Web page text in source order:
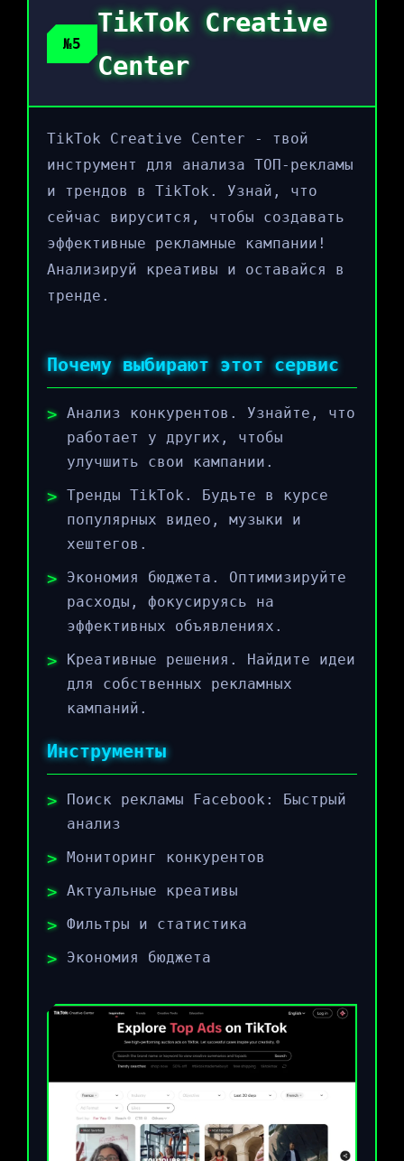
№5
TikTok Creative
Center
TikTok Creative Center - твой
инструмент для анализа ТОП-рекламы
и трендов в TikTok. Узнай, что
сейчас вирусится, чтобы создавать
эффективные рекламные кампании!
Анализируй креативы и оставайся в
тренде.
Почему выбирают этот сервис
Анализ конкурентов. Узнайте, что
работает у других, чтобы
улучшить свои кампании.
Тренды TikTok. Будьте в курсе
популярных видео, музыки и
хештегов.
Экономия бюджета. Оптимизируйте
расходы, фокусируясь на
эффективных объявлениях.
Креативные решения. Найдите идеи
для собственных рекламных
кампаний.
Инструменты
Поиск рекламы Facebook: Быстрый
анализ
Мониторинг конкурентов
Актуальные креативы
Фильтры и статистика
Экономия бюджета